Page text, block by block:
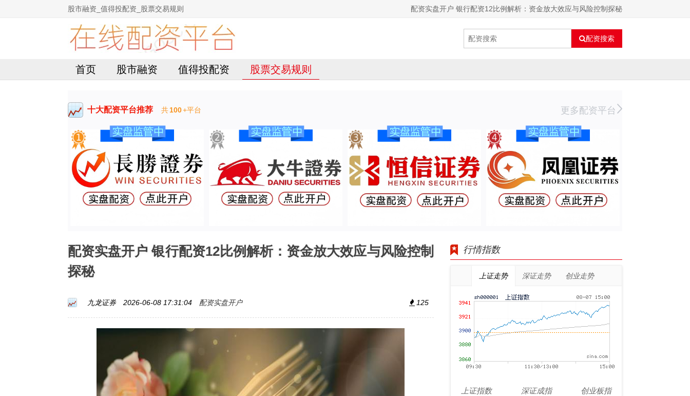
股市融资_值得投配资_股票交易规则 配资实盘开户 银行配资12比例解析：资金放大效应与风险控制探秘
配资搜索
首页 股市融资 值得投配资 股票交易规则
十大配资平台推荐 共100+平台 更多配资平台
配资实盘开户 银行配资12比例解析：资金放大效应与风险控制
探秘
九龙证券 2026-06-08 17:31:04 配资实盘开户 125
行情指数
上证走势 深证走势 创业走势
上证指数
深证成指
创业板指